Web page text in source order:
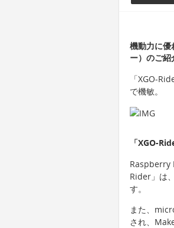
機動力に
ー）のご紹
「XGO-
で機敏。
「XGO-
Raspberry
Rider」は
す。
また、
され、